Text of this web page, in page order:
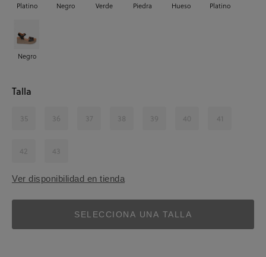
Platino Negro Verde Piedra Hueso Platino
Negro
Talla
35 36 37 38 39 40 41
42 43
Ver disponibilidad en tienda
SELECCIONA UNA TALLA